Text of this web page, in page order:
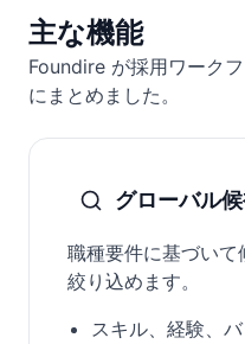
主な機能
Foundire が採用ワーク
にまとめました。
グローバル
職種要件に基づいて
絞り込めます。
スキル、経験、